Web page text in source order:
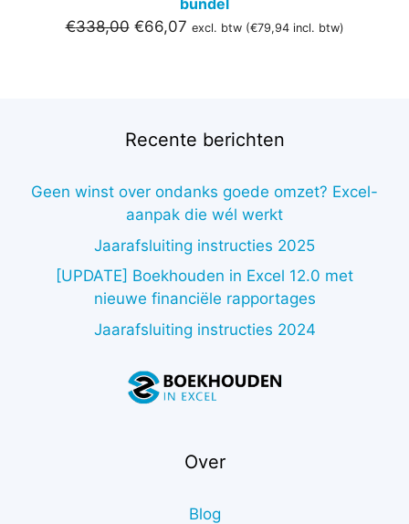
bundel
€338,00 Oorspronkelijke
€66,07Huidige
excl. btw (€79,94incl. btw)
Recente berichten
Geen winst over ondanks goede omzet? Excel-
aanpak die wél werkt
Jaarafsluiting instructies 2025
[UPDATE] Boekhouden in Excel 12.0 met
nieuwe financiële rapportages
Jaarafsluiting instructies 2024
Over
Blog